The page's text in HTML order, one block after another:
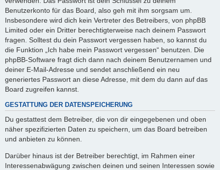
Benutzerkonto für das Board, also geh mit ihm sorgsam um.
Insbesondere wird dich kein Vertreter des Betreibers, von phpBB
Limited oder ein Dritter berechtigterweise nach deinem Passwort
fragen. Solltest du dein Passwort vergessen haben, so kannst du
die Funktion „Ich habe mein Passwort vergessen“ benutzen. Die
phpBB-Software fragt dich dann nach deinem Benutzernamen und
deiner E-Mail-Adresse und sendet anschließend ein neu
generiertes Passwort an diese Adresse, mit dem du dann auf das
Board zugreifen kannst.
GESTATTUNG DER DATENSPEICHERUNG
Du gestattest dem Betreiber, die von dir eingegebenen und oben
näher spezifizierten Daten zu speichern, um das Board betreiben
und anbieten zu können.
Darüber hinaus ist der Betreiber berechtigt, im Rahmen einer
Interessenabwägung zwischen deinen und seinen Interessen sowie